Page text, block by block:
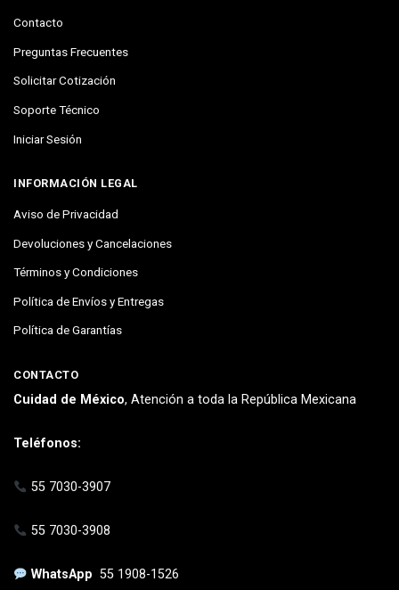
Contacto
Preguntas Frecuentes
Solicitar Cotización
Soporte Técnico
Iniciar Sesión
INFORMACIÓN LEGAL
Aviso de Privacidad
Devoluciones y Cancelaciones
Términos y Condiciones
Política de Envíos y Entregas
Política de Garantías
CONTACTO
Cuidad de México, Atención a toda la República Mexicana
Teléfonos:
55 7030-3907
55 7030-3908
WhatsApp55 1908-1526